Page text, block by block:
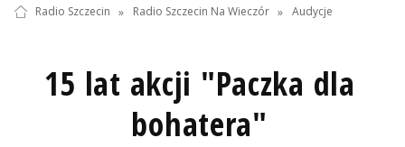
Radio Szczecin » Radio Szczecin Na Wieczór » Audycje
15 lat akcji "Paczka dla
bohatera"